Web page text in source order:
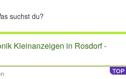
Kleinanzeigen in Rosdorf -